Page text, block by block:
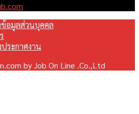
ข้อมูลส่วนบุคคล
ระกาศงาน
by Job On Line .Co.,Ltd